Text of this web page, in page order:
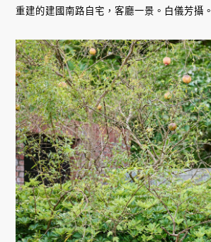
重建的建國南路自宅，客廳一景。白儀芳攝。